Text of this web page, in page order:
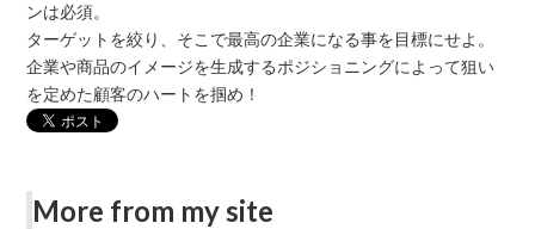
ンは必須。
ターゲットを絞り、そこで最高の企業になる事を目標にせよ。
企業や商品のイメージを生成するポジショニングによって狙い
を定めた顧客のハートを掴め！
More from my site